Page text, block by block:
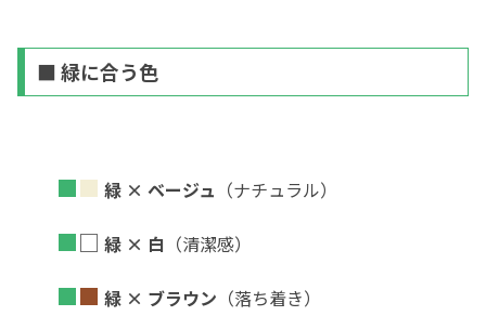
■ 緑に合う色
■■ 緑 × ベージュ （ナチュラル）
■□ 緑 × 白 （清潔感）
■■ 緑 × ブラウン （落ち着き）